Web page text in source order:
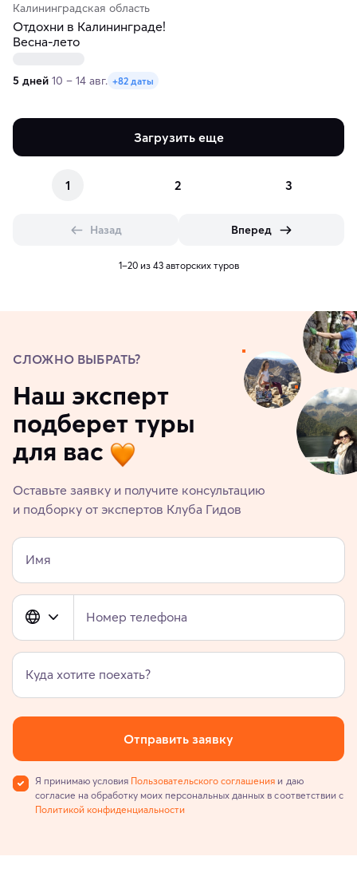
Калининградская область
Отдохни в Калининграде!
Весна-лето
5 дней 10 – 14 авг. +82 даты
Загрузить еще
1 2 3
Назад Вперед
1–20 из 43 авторских туров
СЛОЖНО ВЫБРАТЬ?
Наш эксперт
подберет туры
для вас
Оставьте заявку и получите консультацию
и подборку от экспертов Клуба Гидов
Имя
Номер телефона
Куда хотите поехать?
Отправить заявку
Я принимаю условия Пользовательского соглашения и даю
согласие на обработку моих персональных данных в соответствии с
Политикой конфиденциальности